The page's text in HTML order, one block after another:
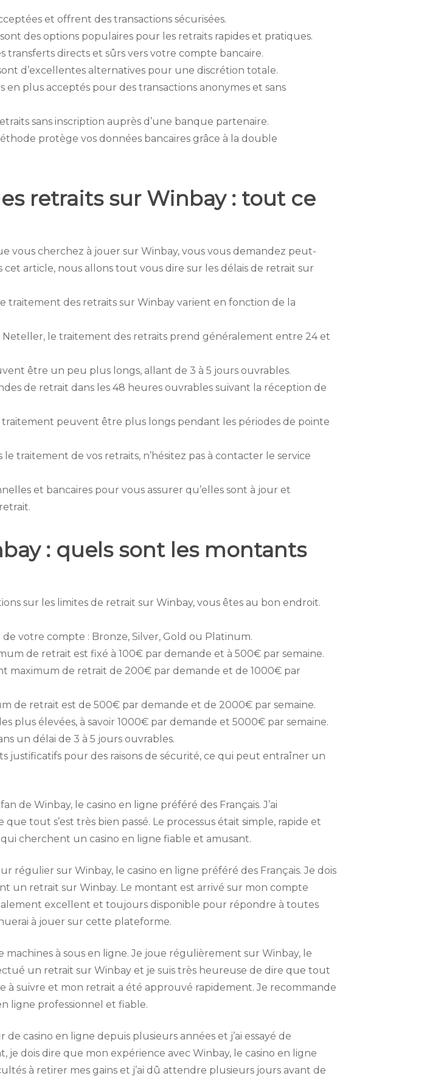
et offrent des transactions sécurisées.
des options populaires pour les retraits rapides et pratiques.
transferts directs et sûrs vers votre compte bancaire.
d’excellentes alternatives pour une discrétion totale.
plus acceptés pour des transactions anonymes et sans
sans inscription auprès d’une banque partenaire.
protège vos données bancaires grâce à la double
retraits sur Winbay : tout ce
vous cherchez à jouer sur Winbay, vous vous demandez peut-
article, nous allons tout vous dire sur les délais de retrait sur
traitement des retraits sur Winbay varient en fonction de la
le traitement des retraits prend généralement entre 24 et
être un peu plus longs, allant de 3 à 5 jours ouvrables.
de retrait dans les 48 heures ouvrables suivant la réception de
peuvent être plus longs pendant les périodes de pointe
traitement de vos retraits, n’hésitez pas à contacter le service
et bancaires pour vous assurer qu’elles sont à jour et
: quels sont les montants
sur les limites de retrait sur Winbay, vous êtes au bon endroit.
votre compte : Bronze, Silver, Gold ou Platinum.
de retrait est fixé à 100€ par demande et à 500€ par semaine.
maximum de retrait de 200€ par demande et de 1000€ par
de retrait est de 500€ par demande et de 2000€ par semaine.
plus élevées, à savoir 1000€ par demande et 5000€ par semaine.
un délai de 3 à 5 jours ouvrables.
justificatifs pour des raisons de sécurité, ce qui peut entraîner un
de Winbay, le casino en ligne préféré des Français. J’ai
tout s’est très bien passé. Le processus était simple, rapide et
cherchent un casino en ligne fiable et amusant.
régulier sur Winbay, le casino en ligne préféré des Français. Je dois
un retrait sur Winbay. Le montant est arrivé sur mon compte
excellent et toujours disponible pour répondre à toutes
à jouer sur cette plateforme.
machines à sous en ligne. Je joue régulièrement sur Winbay, le
un retrait sur Winbay et je suis très heureuse de dire que tout
à suivre et mon retrait a été approuvé rapidement. Je recommande
ligne professionnel et fiable.
de casino en ligne depuis plusieurs années et j’ai essayé de
dois dire que mon expérience avec Winbay, le casino en ligne
à retirer mes gains et j’ai dû attendre plusieurs jours avant de